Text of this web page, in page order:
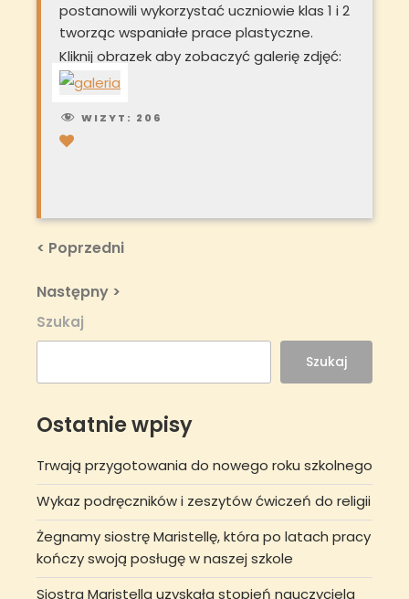
postanowili wykorzystać uczniowie klas 1 i 2
tworząc wspaniałe prace plastyczne.
Kliknij obrazek aby zobaczyć galerię zdjęć:
WIZYT: 206
Nawigacja
Previous
< Poprzedni
Next
Post
Następny >
Szukaj
Szukaj
Ostatnie wpisy
Trwają przygotowania do nowego roku szkolnego
Wykaz podręczników i zeszytów ćwiczeń do religii
Żegnamy siostrę Maristellę, która po latach pracy
kończy swoją posługę w naszej szkole
Siostra Maristella uzyskała stopień nauczyciela